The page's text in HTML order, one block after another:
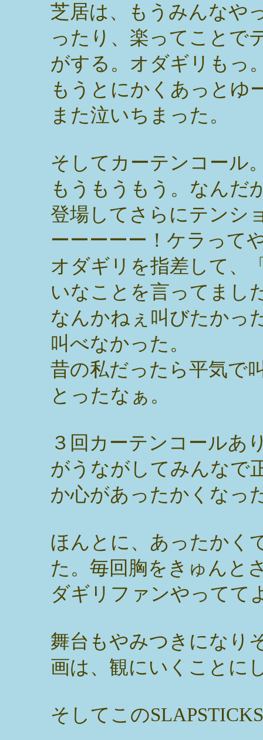
芝居は、もうみんなや
ったり、楽ってことで
がする。オダギリもっ
もうとにかくあっとゆ
また泣いちまった。
そしてカーテンコール
もうもうもう。なんだ
登場してさらにテンシ
ーーーーー！ケラって
オダギリを指差して、
いなことを言ってまし
なんかねぇ叫びたかっ
叫べなかった。
昔の私だったら平気で
とったなぁ。
３回カーテンコールあ
がうながしてみんなで
か心があったかくなっ
ほんとに、あったかく
た。毎回胸をきゅんと
ダギリファンやってて
舞台もやみつきになり
画は、観にいくことに
そしてこの